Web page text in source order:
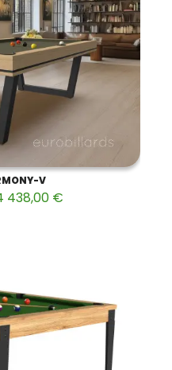
V
438,00 €